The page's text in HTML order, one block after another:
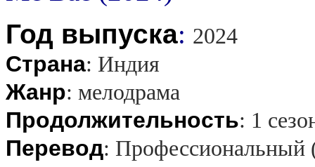
Год выпуска: 2024
Страна: Индия
Жанр: мелодрама
Продолжительность: 1
Перевод: Профессиональный